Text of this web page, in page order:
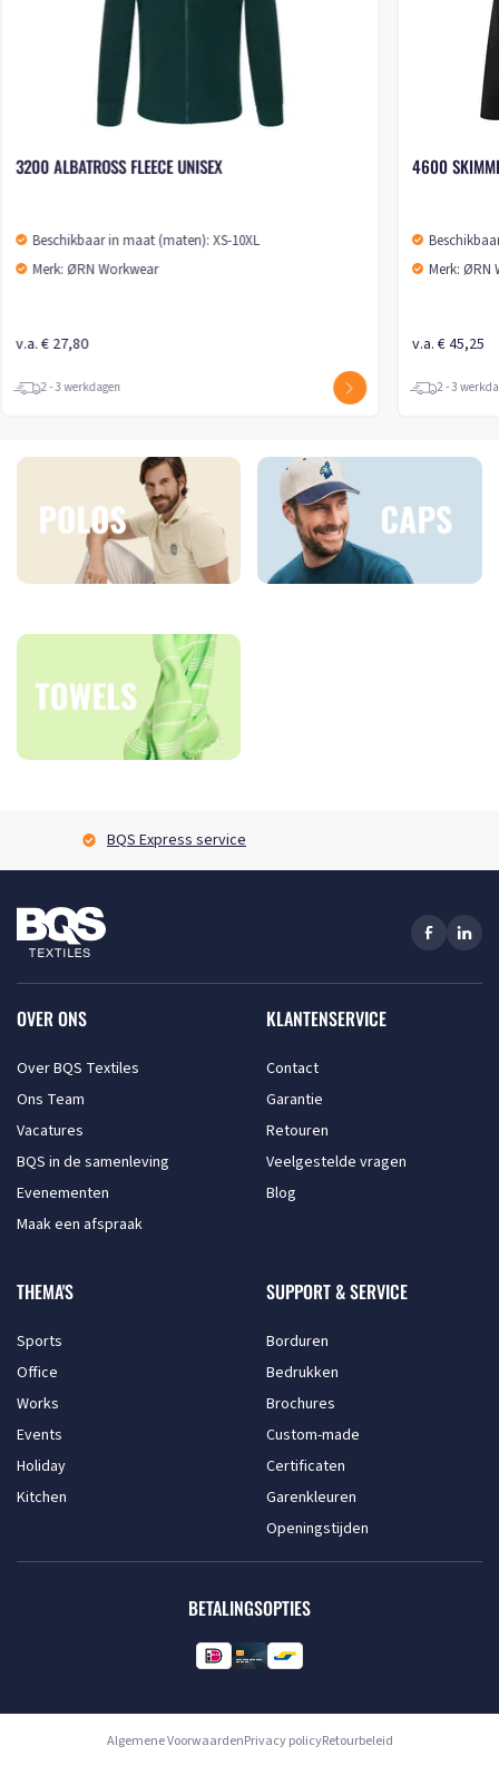
3200 ALBATROSS FLEECE UNISEX
Beschikbaar in maat (maten): XS-10XL
Merk: ØRN Workwear
v.a. € 27,80
2 - 3 werkdagen
4600
Merk: ØRN
v.a. € 45,25
2 - 3
BQS Express service
OVER ONS
Over BQS Textiles
Ons Team
Vacatures
BQS in de samenleving
Evenementen
Maak een afspraak
KLANTENSERVICE
Contact
Garantie
Retouren
Veelgestelde vragen
Blog
THEMA'S
Sports
Office
Works
Events
Holiday
Kitchen
SUPPORT & SERVICE
Borduren
Bedrukken
Brochures
Custom-made
Certificaten
Garenkleuren
Openingstijden
BETALINGSOPTIES
Algemene VoorwaardenPrivacy policyRetourbeleid